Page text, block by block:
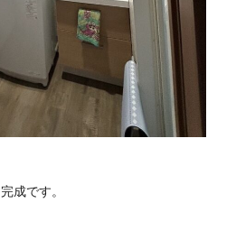
成です。